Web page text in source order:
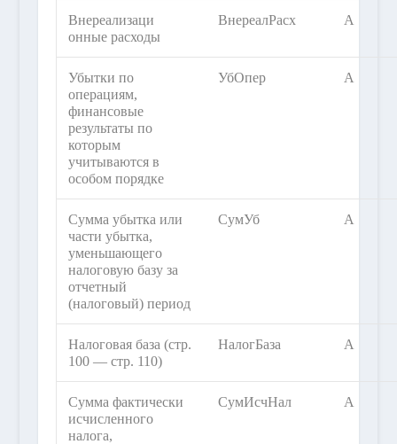
Внереализаци
онные расходы
ВнереалРасх А
Убытки по
операциям,
финансовые
результаты по
которым
учитываются в
особом порядке
УбОпер А
Сумма убытка или
части убытка,
уменьшающего
налоговую базу за
отчетный
(налоговый) период
СумУб А
Налоговая база (стр.
100 — стр. 110)
НалогБаза А
Сумма фактически
исчисленного
налога,
СумИсчНал А